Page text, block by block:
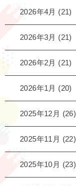
2026年4月 (21)
2026年3月 (21)
2026年2月 (21)
2026年1月 (20)
2025年12月 (26)
2025年11月 (22)
2025年10月 (23)